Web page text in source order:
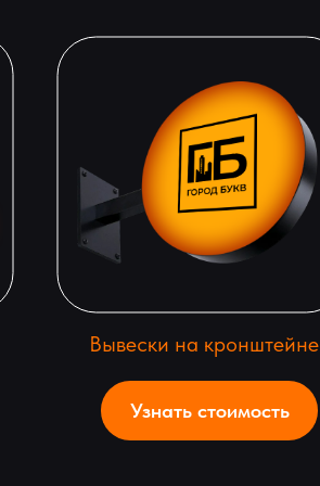
Вывески на кронштейне
Узнать стоимость